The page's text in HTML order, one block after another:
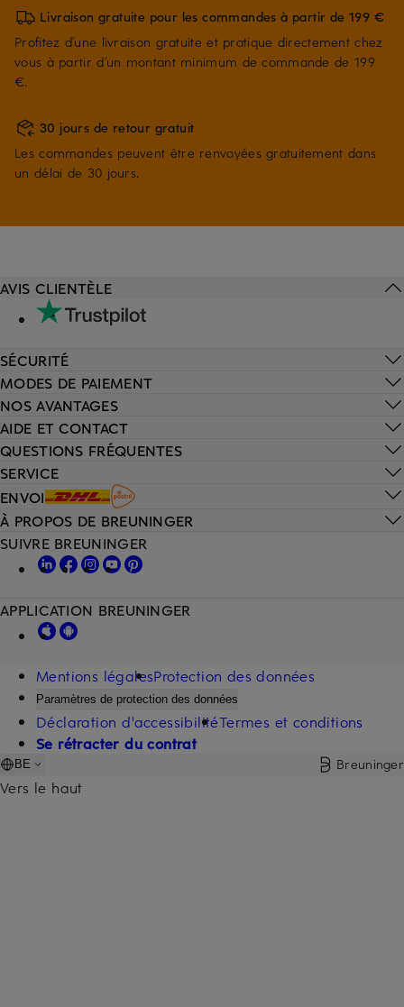
Livraison gratuite pour les commandes à partir de 199 €
Profitez d’une livraison gratuite et pratique directement chez
vous à partir d’un montant minimum de commande de 199
€.
30 jours de retour gratuit
Les commandes peuvent être renvoyées gratuitement dans
un délai de 30 jours.
AIDE ET CONTACT
QUESTIONS FRÉQUENTES
SERVICE
ENVOI
AVIS CLIENTÈLE
SÉCURITÉ
MODES DE PAIEMENT
NOS AVANTAGES
À PROPOS DE BREUNINGER
SUIVRE BREUNINGER
APPLICATION BREUNINGER
Mentions légalesProtection des données
Paramètres de protection des données
Déclaration d'accessibilitéTermes et conditions
Se rétracter du contrat
BE Breuninger
Vers le haut